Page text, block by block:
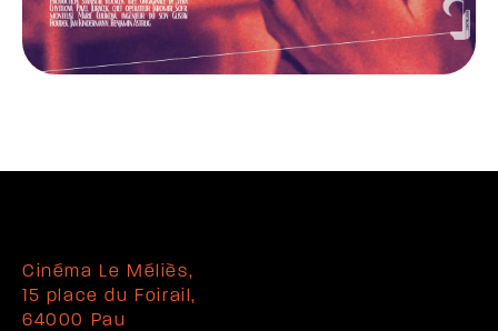
Cinéma Le Méliès,
15 place du Foirail,
64000 Pau